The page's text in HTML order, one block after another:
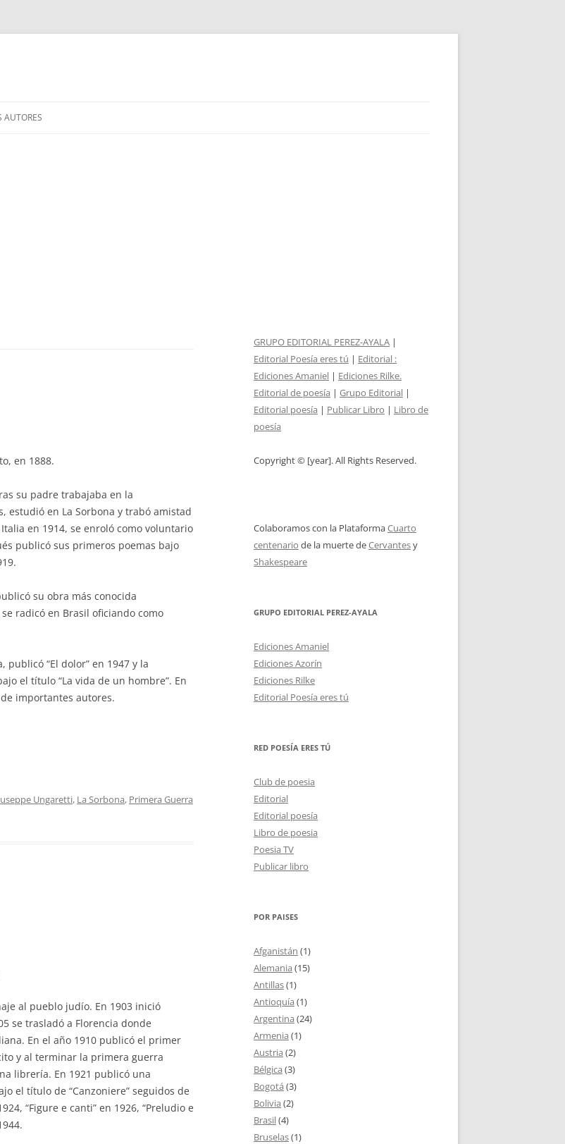
AUTORES
en 1888.
su padre trabajaba en la
estudió en La Sorbona y trabó amistad
en 1914, se enroló como voluntario
publicó sus primeros poemas bajo
su obra más conocida
radicó en Brasil oficiando como
publicó “El dolor” en 1947 y la
el título “La vida de un hombre”. En
importantes autores.
Ungaretti, La Sorbona, Primera Guerra
al pueblo judío. En 1903 inició
se trasladó a Florencia donde
En el año 1910 publicó el primer
y al terminar la primera guerra
librería. En 1921 publicó una
el título de “Canzoniere” seguidos de
“Figure e canti” en 1926, “Preludio e
GRUPO EDITORIAL PEREZ-AYALA |
Editorial Poesía eres tú | Editorial :
Ediciones Amaniel | Ediciones Rilke.
Editorial de poesía | Grupo Editorial |
Editorial poesía | Publicar Libro | Libro de
poesía
Copyright © [year]. All Rights Reserved.
Colaboramos con la PlataformaCuarto
centenario de la muerte deCervantesy
Shakespeare
GRUPO EDITORIAL PEREZ-AYALA
Ediciones Amaniel
Ediciones Azorín
Ediciones Rilke
Editorial Poesía eres tú
RED POESÍA ERES TÚ
Club de poesia
Editorial
Editorial poesía
Libro de poesia
Poesia TV
Publicar libro
POR PAISES
Afganistán (1)
Alemania (15)
Antillas(1)
Antioquía (1)
Argentina (24)
Armenia (1)
Austria (2)
Bélgica (3)
Bogotá (3)
Bolivia (2)
Brasil(4)
Bruselas(1)